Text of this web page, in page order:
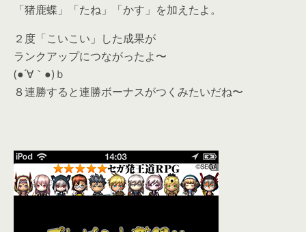
「猪鹿蝶」「たね」「かす」を加えたよ。
２度「こいこい」した成果が
ランクアップにつながったよ〜
(●´∀｀●)ｂ
８連勝すると連勝ボーナスがつくみたいだね〜